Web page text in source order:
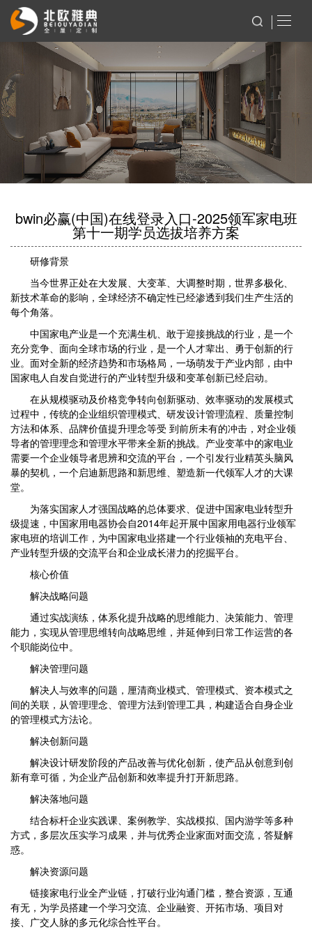
bwin必赢(中国)在线登录入口-2025领军家电班
第十一期学员选拔培养方案
研修背景
当今世界正处在大发展、大变革、大调整时期，世界多极化、
新技术革命的影响，全球经济不确定性已经渗透到我们生产生活的
每个角落。
中国家电产业是一个充满生机、敢于迎接挑战的行业，是一个
充分竞争、面向全球市场的行业，是一个人才辈出、勇于创新的行
业。面对全新的经济趋势和市场格局，一场萌发于产业内部，由中
国家电人自发自觉进行的产业转型升级和变革创新已经启动。
在从规模驱动及价格竞争转向创新驱动、效率驱动的发展模式
过程中，传统的企业组织管理模式、研发设计管理流程、质量控制
方法和体系、品牌价值提升理念等受 到前所未有的冲击，对企业领
导者的管理理念和管理水平带来全新的挑战。产业变革中的家电业
需要一个企业领导者思辨和交流的平台，一个引发行业精英头脑风
暴的契机，一个启迪新思路和新思维、塑造新一代领军人才的大课
堂。
为落实国家人才强国战略的总体要求、促进中国家电业转型升
级提速，中国家用电器协会自2014年起开展中国家用电器行业领军
家电班的培训工作，为中国家电业搭建一个行业领袖的充电平台、
产业转型升级的交流平台和企业成长潜力的挖掘平台。
核心价值
解决战略问题
通过实战演练，体系化提升战略的思维能力、决策能力、管理
能力，实现从管理思维转向战略思维，并延伸到日常工作运营的各
个职能岗位中。
解决管理问题
解决人与效率的问题，厘清商业模式、管理模式、资本模式之
间的关联，从管理理念、管理方法到管理工具，构建适合自身企业
的管理模式方法论。
解决创新问题
解决设计研发阶段的产品改善与优化创新，使产品从创意到创
新有章可循，为企业产品创新和效率提升打开新思路。
解决落地问题
结合标杆企业实践课、案例教学、实战模拟、国内游学等多种
方式，多层次压实学习成果，并与优秀企业家面对面交流，答疑解
惑。
解决资源问题
链接家电行业全产业链，打破行业沟通门槛，整合资源，互通
有无，为学员搭建一个学习交流、企业融资、开拓市场、项目对
接、广交人脉的多元化综合性平台。